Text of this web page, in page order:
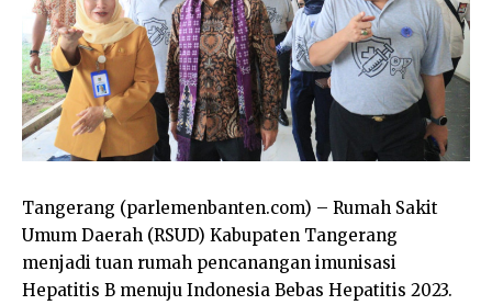
Tangerang (parlemenbanten.com) – Rumah Sakit
Umum Daerah (RSUD) Kabupaten Tangerang
menjadi tuan rumah pencanangan imunisasi
Hepatitis B menuju Indonesia Bebas Hepatitis 2023.